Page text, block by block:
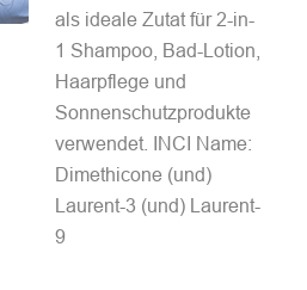
als ideale Zutat für 2-in-
1 Shampoo, Bad-Lotion,
Haarpflege und
Sonnenschutzprodukte
verwendet. INCI Name:
Dimethicone (und)
Laurent-3 (und) Laurent-
9